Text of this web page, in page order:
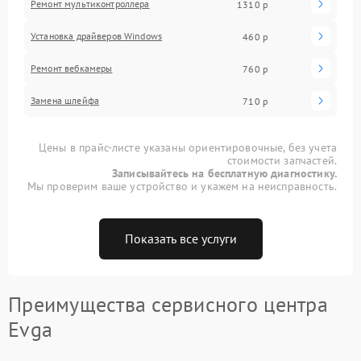
Ремонт мультиконтроллера 1310 р
Установка драйверов Windows 460 р
Ремонт вебкамеры 760 р
Замена шлейфа 710 р
Цены в прайс-листе указаны ориентировочные, без учета
стоимости запчастей.
Записывайтесь на бесплатную диагностику.
Мы проверим ваше устройство и укажем на неисправность.
Показать все услуги
Преимущества сервисного центра
Evga